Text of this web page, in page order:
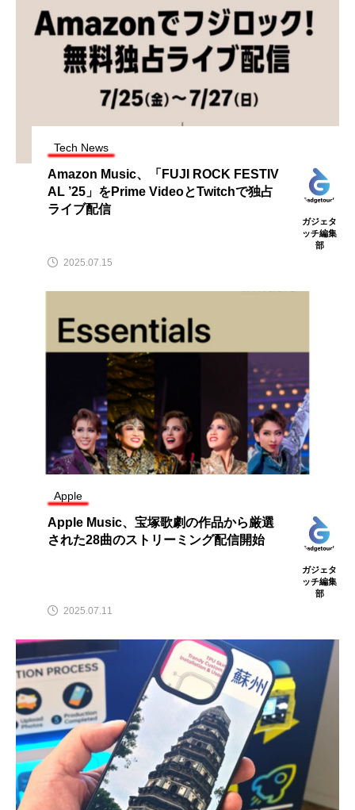
Tech News
Amazon Music、「FUJI ROCK FESTIV
AL ’25」をPrime VideoとTwitchで独占
ライブ配信
ガジェタ
ッチ編集
部
2025.07.15
Apple
Apple Music、宝塚歌劇の作品から厳選
された28曲のストリーミング配信開始
ガジェタ
ッチ編集
部
2025.07.11